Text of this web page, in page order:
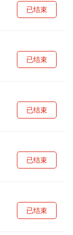
已结束
已结束
已结束
已结束
已结束